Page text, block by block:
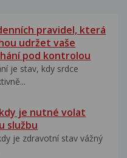
pravidel, která
udržet vaše
pod kontrolou
je stav, kdy srdce
je nutné volat
službu
je zdravotní stav vážný